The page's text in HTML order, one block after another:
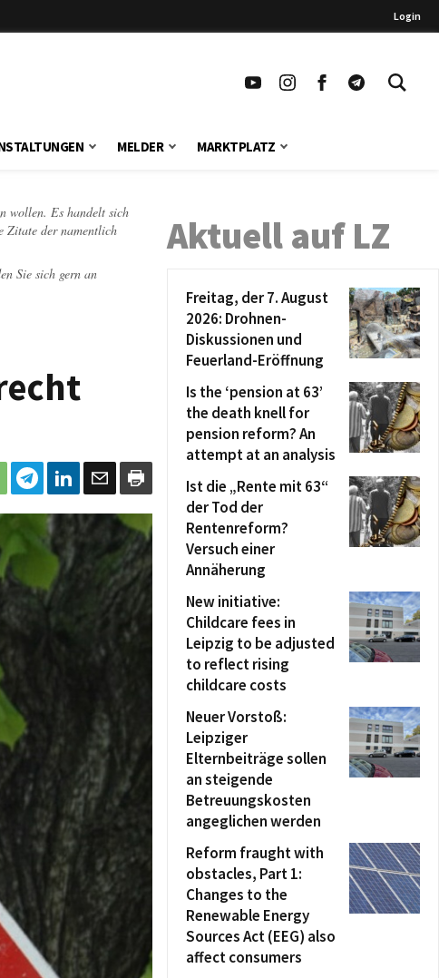
Login
MELDER MARKTPLATZ
wollen. Es handelt sich
Zitate der namentlich
Sie sich gern an
Aktuell auf LZ
Freitag, der 7. August
2026: Drohnen-
Diskussionen und
Feuerland-Eröffnung
Is the ‘pension at 63’
the death knell for
pension reform? An
attempt at an analysis
Ist die „Rente mit 63“
der Tod der
Rentenreform?
Versuch einer
Annäherung
New initiative:
Childcare fees in
Leipzig to be adjusted
to reflect rising
childcare costs
Neuer Vorstoß:
Leipziger
Elternbeiträge sollen
an steigende
Betreuungskosten
angeglichen werden
Reform fraught with
obstacles, Part 1:
Changes to the
Renewable Energy
Sources Act (EEG) also
affect consumers